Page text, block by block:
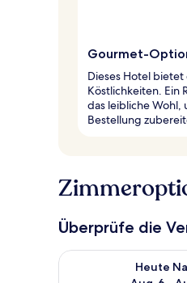
Gourmet-
Dieses Hotel
Köstlichkeiten. Ein
das leibliche Wohl,
Bestellung
Überprüfe die
Heute
Überprüfe die